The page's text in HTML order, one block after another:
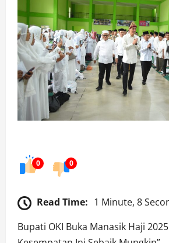
0 0
Read Time: 1 Minute, 8
Bupati OKI Buka Manasik Haji